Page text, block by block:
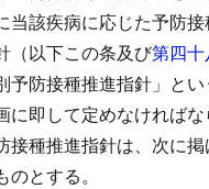
当該疾病に応じた予防
（以下この条及び第四
予防接種推進指針」と
に即して定めなければな
接種推進指針は、次に
とする。